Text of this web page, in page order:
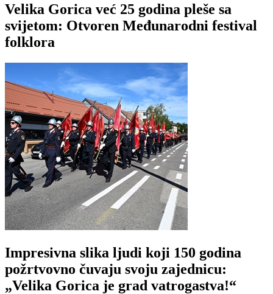
Velika Gorica već 25 godina pleše sa
svijetom: Otvoren Međunarodni festival
folklora
Impresivna slika ljudi koji 150 godina
požrtvovno čuvaju svoju zajednicu:
„Velika Gorica je grad vatrogastva!“